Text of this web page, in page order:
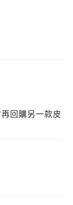
回購另一款皮